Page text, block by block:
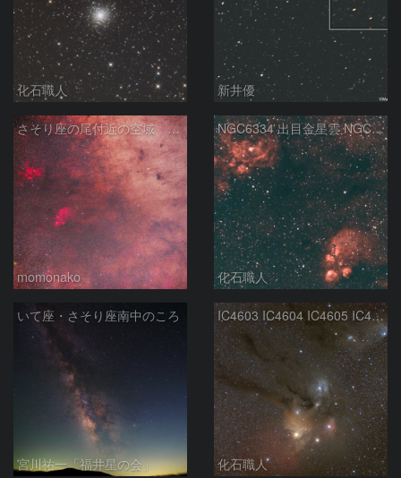
化石職人 新井優
さそり座の尾付近の空域 260718
momonako
NGC6334 出目金星雲 NGC6357 彼岸花星雲 さそり座
化石職人
いて座・さそり座南中のころ
宮川祐一「福井星の会」
IC4603 IC4604 IC4605 IC4606 Sh2-9 IC4592 カラフルタウン 青い馬頭星雲 さそり座
化石職人